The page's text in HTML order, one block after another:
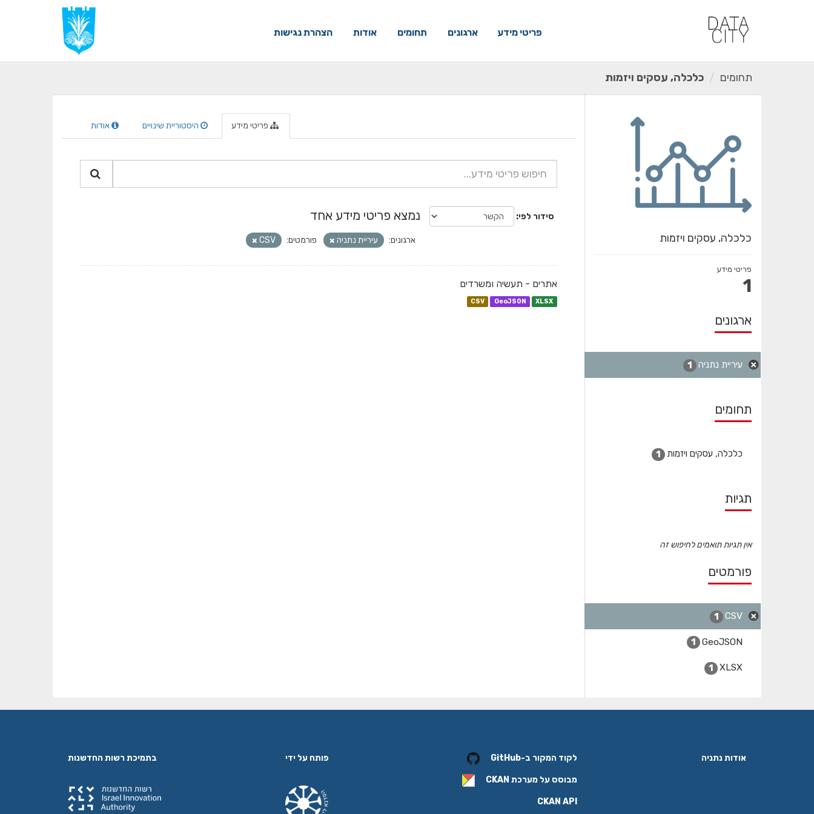
פריטי מידע ארגונים תחומים אודות הצהרת נגישות
תחומים כלכלה, עסקים ויזמות
כלכלה, עסקים ויזמות
פריטי מידע
1
ארגונים
עיריית נתניה 1
תחומים
כלכלה, עסקים ויזמות 1
תגיות
אין תגיות תואמים לחיפוש זה
פורמטים
CSV
1
GeoJSON
1
XLSX
1
פריטי מידע היסטוריית שינויים אודות
סידור לפי נמצא פריטי מידע אחד
ארגונים: עיריית נתניה פורמטים: CSV
אתרים - תעשיה ומשרדים
CSV GeoJSON XLSX
אודות נתניה לקוד המקור ב-GitHub
מבוסס על מערכת CKAN
CKAN API
פותח על ידי בתמיכת רשות החדשנות